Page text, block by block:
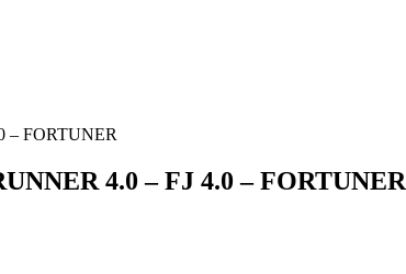
– FORTUNER
4.0 – FJ 4.0 – FORTUNER